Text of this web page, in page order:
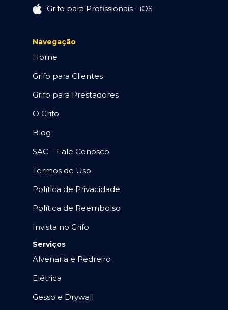
Grifo para Profissionais - iOS
Navegação
Home
Grifo para Clientes
Grifo para Prestadores
O Grifo
Blog
SAC – Fale Conosco
Termos de Uso
Política de Privacidade
Política de Reembolso
Invista no Grifo
Serviços
Alvenaria e Pedreiro
Elétrica
Gesso e Drywall